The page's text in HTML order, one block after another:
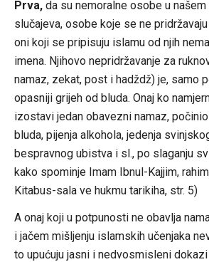
Prva,da su nemoralne osobe u našem
slučajeva, osobe koje se ne
oni koji se pripisuju islamu od njih
imena. Njihovo nepridržavanje za
namaz, zekat, post i hadždž) je, samo
opasniji grijeh od bluda. Onaj ko
izostavi jedan obavezni namaz,
bluda, pijenja alkohola, jedenja
bespravnog ubistva i sl., po slaganju
kako spominje Imam Ibnul-Kajjim,
Kitabus-sala ve hukmu tarikiha, str. 5)
A onaj koji u potpunosti ne obavlja
i jačem mišljenju islamskih učenjaka
to upućuju jasni i nedvosmisleni dokazi